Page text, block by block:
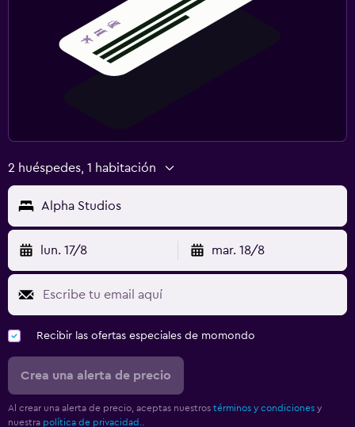
2 huéspedes, 1 habitación
Alpha Studios
lun. 17/8 mar. 18/8
Recibir las ofertas especiales de momondo
Crea una alerta de precio
Al crear una alerta de precio, aceptas nuestros términos y condiciones y
nuestra política de privacidad.